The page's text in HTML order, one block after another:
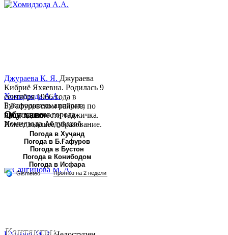
Хомидзода А.А.
Руководитель аппарата
председателя города
Хомидзода Абдувахоб
Абдумаджид родился 8
июня 1978 года в городе
Худжанде. По
национальности...
Джураева К. Я. Джураева
Кибриё Яхяевна. Родилась 9
сентября 1966 года в
Б.Гафуровском районе, по
национальности таджичка.
Имеет высшее образование.
В 1997 ...
Обу хаво
Погода в Хуҷанд
Погода в Б.Ғафуров
Погода в Бустон
Погода в Конибодом
Погода в Исфара
Контакты: